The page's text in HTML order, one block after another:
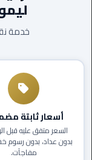
العين
العرب
الغردقة
خدمة
أسعار ثابتة
السعر متفق عليه قبل
بدون عداد، بدون رسوم
مفاجآت.